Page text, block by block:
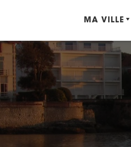
MA VILLE